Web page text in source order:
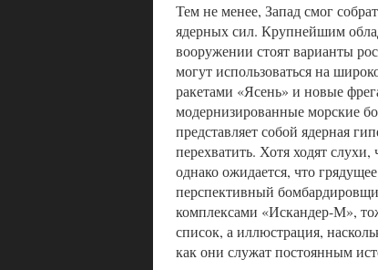
Тем не менее, Запад смог
ядерных сил. Крупнейшим
вооружении стоят варианты
могут использоваться на
ракетами «Ясень» и новые
модернизированные морские
представляет собой ядерная
перехватить. Хотя ходят
однако ожидается, что
перспективный
комплексами «Искандер-М»,
список, а иллюстрация,
как они служат постоянным